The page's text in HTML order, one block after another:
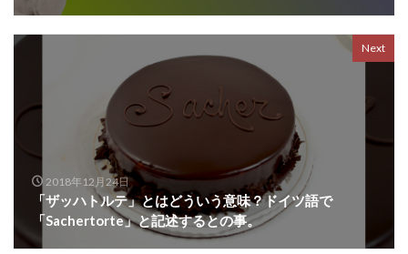
Next
2018年12月24日
「ザッハトルテ」とはどういう意味？ドイツ語で
「Sachertorte」と記述するとの事。